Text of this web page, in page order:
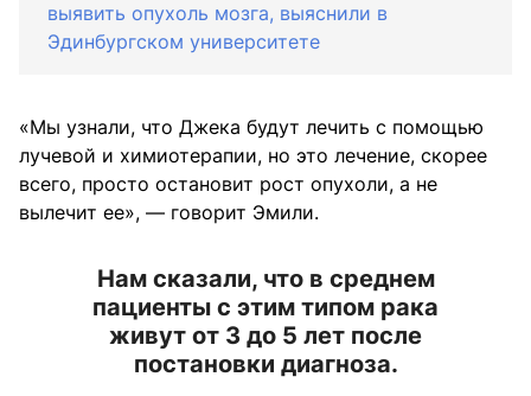
выявить опухоль мозга, выяснили в
Эдинбургском университете
«Мы узнали, что Джека будут лечить с помощью
лучевой и химиотерапии, но это лечение, скорее
всего, просто остановит рост опухоли, а не
вылечит ее», — говорит Эмили.
Нам сказали, что в среднем
пациенты с этим типом рака
живут от 3 до 5 лет после
постановки диагноза.